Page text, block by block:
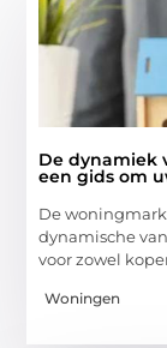
De dynamiek
een gids om
De
dynamische
voor zowel
Woningen